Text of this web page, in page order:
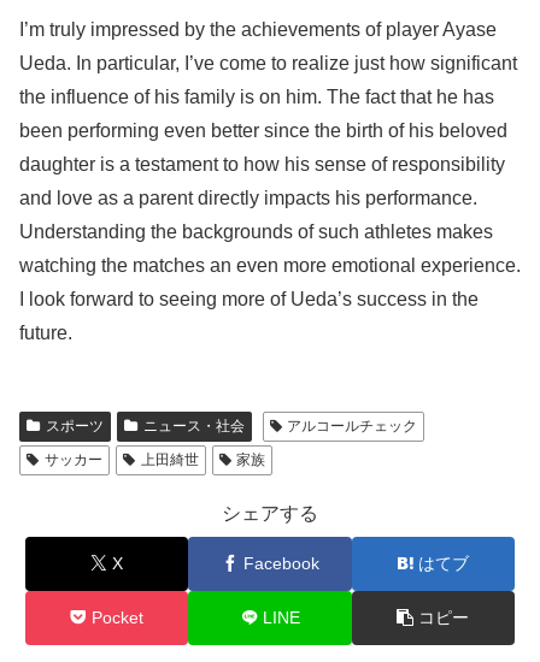
I’m truly impressed by the achievements of player Ayase
Ueda. In particular, I’ve come to realize just how significant
the influence of his family is on him. The fact that he has
been performing even better since the birth of his beloved
daughter is a testament to how his sense of responsibility
and love as a parent directly impacts his performance.
Understanding the backgrounds of such athletes makes
watching the matches an even more emotional experience.
I look forward to seeing more of Ueda’s success in the
future.
スポーツ ニュース・社会
アルコールチェック
サッカー
上田綺世 家族
シェアする
X Facebook はてブ
Pocket LINE コピー